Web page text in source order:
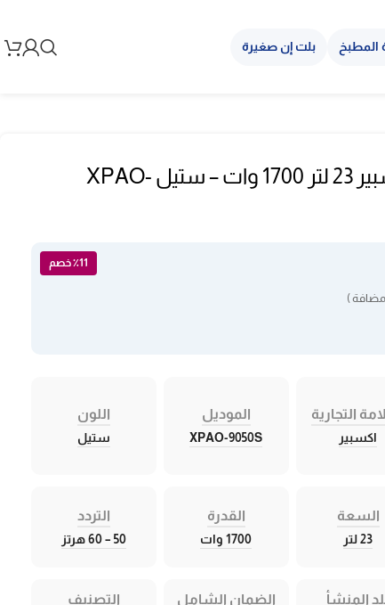
المطبخ بلت إن صغيرة
قلاية بدون زيت اكسبير 23 لتر 1700 وات – ستيل XPAO-
٪11 خصم
)
التجارية
اكسبير
الموديل
XPAO-9050S
اللون
ستيل
السعة
23 لتر
القدرة
1700 وات
التردد
50 – 60 هرتز
المنشأ الضمان الشامل التصنيف